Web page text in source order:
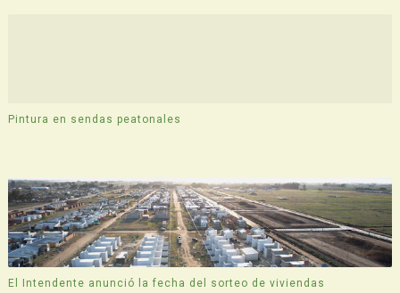
Pintura en sendas peatonales
El Intendente anunció la fecha del sorteo de viviendas